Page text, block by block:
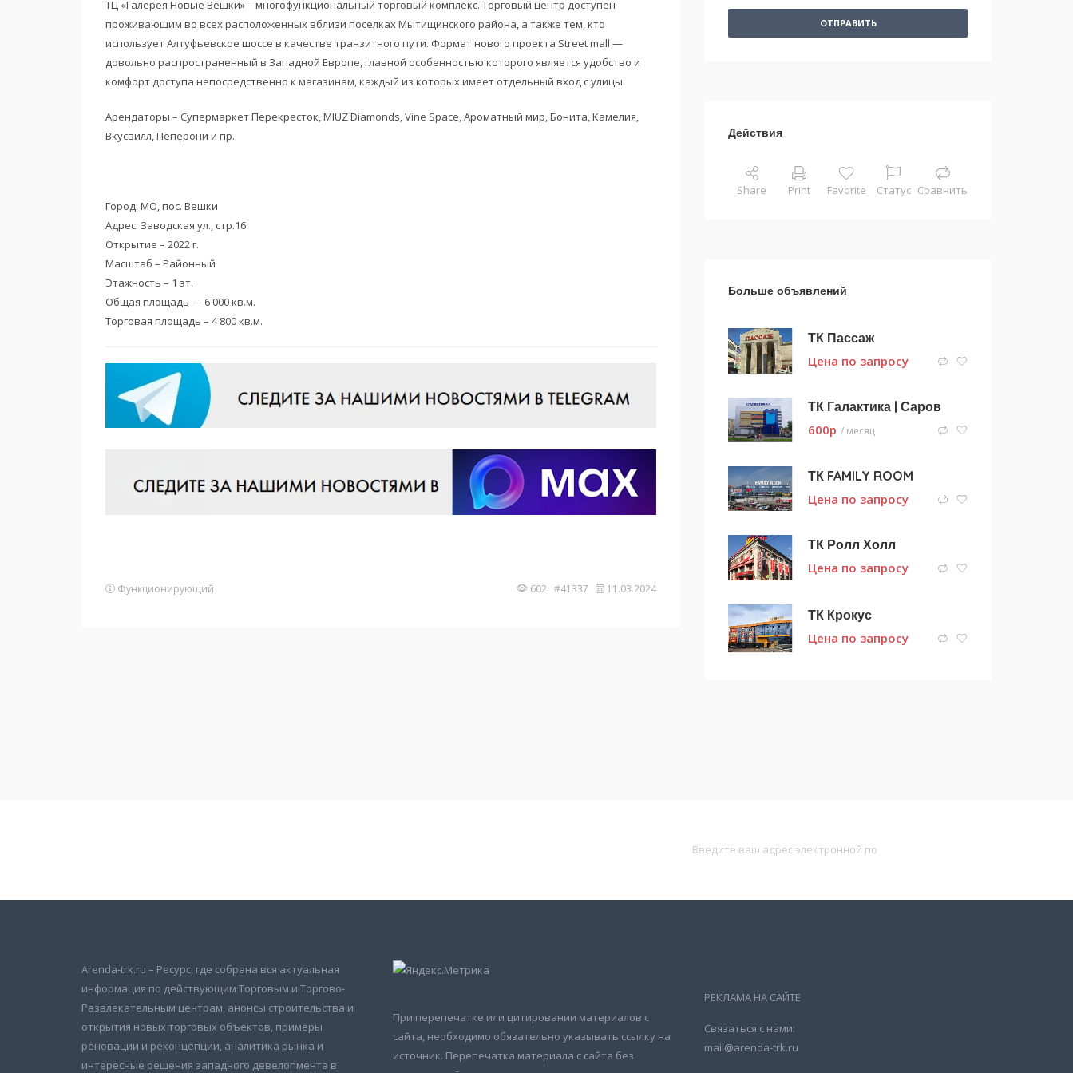
ТЦ «Галерея Новые Вешки» – многофункциональный торговый комплекс. Торговый центр доступен
проживающим во всех расположенных вблизи поселках Мытищинского района, а также тем, кто
использует Алтуфьевское шоссе в качестве транзитного пути. Формат нового проекта Street mall —
довольно распространенный в Западной Европе, главной особенностью которого является удобство и
комфорт доступа непосредственно к магазинам, каждый из которых имеет отдельный вход с улицы.
Арендаторы – Супермаркет Перекресток, MIUZ Diamonds, Vine Space, Ароматный мир, Бонита, Камелия,
Вкусвилл, Пеперони и пр.
Город: МО, пос. Вешки
Адрес: Заводская ул., стр.16
Открытие – 2022 г.
Масштаб – Районный
Этажность – 1 эт.
Общая площадь — 6 000 кв.м.
Торговая площадь – 4 800 кв.м.
Функционирующий 602 #41337 11.03.2024
ОТПРАВИТЬ
Действия
Share Print Favorite Статус Сравнить
Больше объявлений
ТК Пассаж
Цена по запросу
ТК Галактика | Саров
600p / месяц
ТК FAMILY ROOM
Цена по запросу
ТК Ролл Холл
Цена по запросу
ТК Крокус
Цена по запросу
Arenda-trk.ru – Ресурс, где собрана вся актуальная
информация по действующим Торговым и Торгово-
Развлекательным центрам, анонсы строительства и
открытия новых торговых объектов, примеры
реновации и реконцепции, аналитика рынка и
интересные решения западного девелопмента в
При перепечатке или цитировании материалов с
сайта, необходимо обязательно указывать ссылку на
источник. Перепечатка материала с сайта без
РЕКЛАМА НА САЙТЕ
Связаться с нами:
mail@arenda-trk.ru